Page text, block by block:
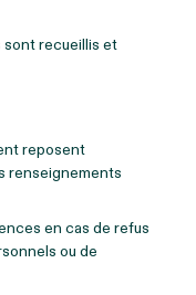
recueillis et
reposent
renseignements
en cas de refus
ou de